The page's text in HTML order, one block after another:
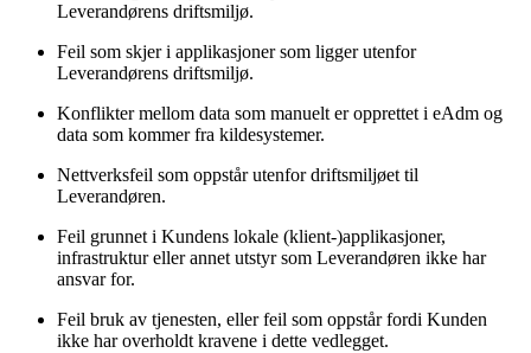
Leverandørens driftsmiljø.
Feil som skjer i applikasjoner som ligger utenfor
Leverandørens driftsmiljø.
Konflikter mellom data som manuelt er opprettet i eAdm og
data som kommer fra kildesystemer.
Nettverksfeil som oppstår utenfor driftsmiljøet til
Leverandøren.
Feil grunnet i Kundens lokale (klient-)applikasjoner,
infrastruktur eller annet utstyr som Leverandøren ikke har
ansvar for.
Feil bruk av tjenesten, eller feil som oppstår fordi Kunden
ikke har overholdt kravene i dette vedlegget.